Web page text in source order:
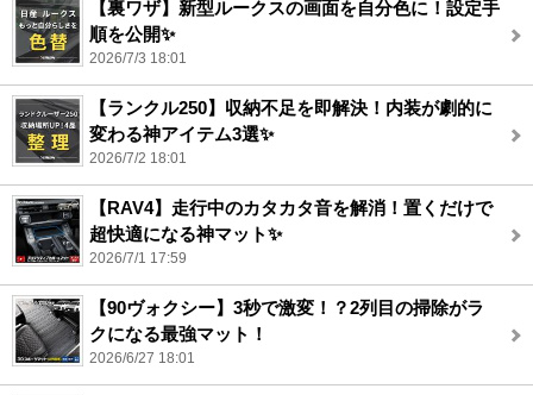
【裏ワザ】新型ルークスの画面を自分色に！設定手
順を公開✨
2026/7/3 18:01
【ランクル250】収納不足を即解決！内装が劇的に
変わる神アイテム3選✨
2026/7/2 18:01
【RAV4】走行中のカタカタ音を解消！置くだけで
超快適になる神マット✨
2026/7/1 17:59
【90ヴォクシー】3秒で激変！？2列目の掃除がラ
クになる最強マット！
2026/6/27 18:01